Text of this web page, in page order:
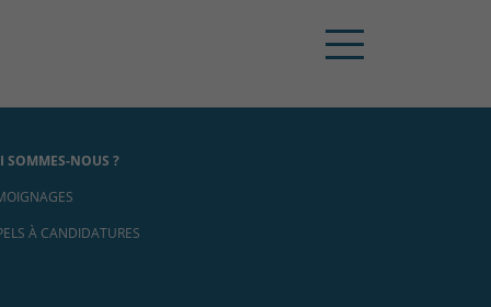
SOMMES-NOUS ?
À CANDIDATURES